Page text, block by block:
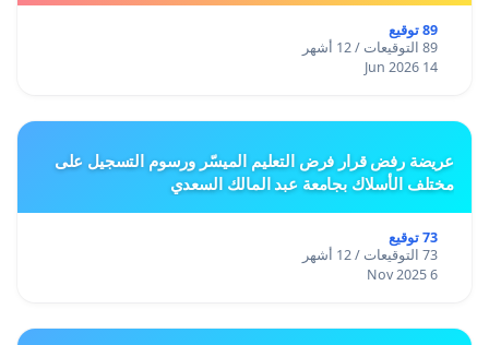
89 توقيع
89 التوقيعات / 12 أشهر
14 Jun 2026
عريضة رفض قرار فرض التعليم الميسّر ورسوم التسجيل على
مختلف الأسلاك بجامعة عبد المالك السعدي
73 توقيع
73 التوقيعات / 12 أشهر
6 Nov 2025